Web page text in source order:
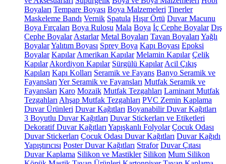
Boyaları Tempare Boyası Boya Malzemeleri Tinerler
Maskeleme Bandı Vernik Spatula Hışır Örtü Duvar Macunu
Boya Fırçaları Boya Rulosu Mala Boya İç Cephe Boyalar Dış
Cephe Boyalar Astarlar Metal Boyaları Tavan Boyaları Yağlı
BoyalarYalıtım Boyası Sprey Boya Kapı Boyası Epoksi
Boyalar Kapılar Amerikan Kapılar Melamin Kapılar Çelik
Kapılar Akordiyon Kapılar Sürgülü Kapılar Acil Çıkış
Kapıları Kapı Kolları Seramik ve Fayans Banyo Seramik ve
Fayansları Yer Seramik ve Fayansları Mutfak Seramik ve
Fayansları Karo Mozaik Mutfak Tezgahları Laminant Mutfak
Tezgahları Ahşap Mutfak Tezgahları PVC Zemin Kaplama
Duvar Ürünleri Duvar Kağıtları Boyanabilir Duvar Kağıtları
3 Boyutlu Duvar Kağıtları Duvar Stickerları ve Etiketleri
Dekoratif Duvar Kağıtları Yapışkanlı Folyolar Çocuk Odası
Duvar Stickerları Çocuk Odası Duvar Kağıtları Duvar Kağıdı
Yapıştırıcısı Poster Duvar Kağıtları Strafor Duvar Çıtası
Duvar Kaplama Silikon ve Mastikler Silikon Mum Silikon